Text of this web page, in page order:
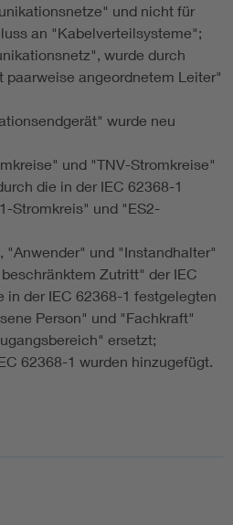
und nicht für
an "Kabelverteilsysteme";
wurde durch
angeordnetem Leiter"
wurde neu
und "TNV-Stromkreise"
die in der IEC 62368-1
Stromkreis" und "ES2-
"Anwender" und "Instandhalter"
Zutritt" der IEC
in der IEC 62368-1 festgelegten
Person" und "Fachkraft"
ersetzt;
62368-1 wurden hinzugefügt.